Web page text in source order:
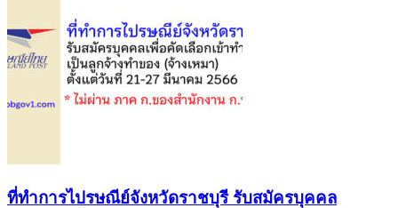
ที่ทำการไปรษณีย์จังหวัดราชบุรี รับสมัครบุคคล